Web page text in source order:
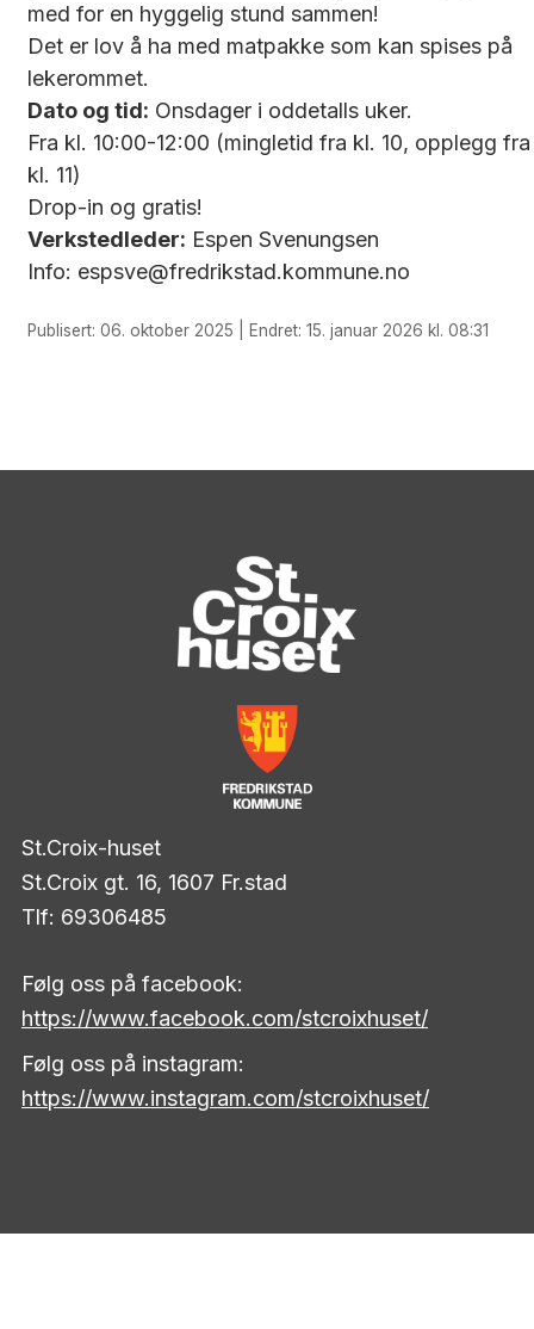
med for en hyggelig stund sammen!
Det er lov å ha med matpakke som kan spises på
lekerommet.
Dato og tid: Onsdager i oddetalls uker.
Fra kl. 10:00-12:00 (mingletid fra kl. 10, opplegg fra
kl. 11)
Drop-in og gratis!
Verkstedleder: Espen Svenungsen
Info: espsve@fredrikstad.kommune.no
Publisert: 06. oktober 2025 | Endret: 15. januar 2026 kl. 08:31
St.Croix-huset
St.Croix gt. 16, 1607 Fr.stad
Tlf: 69306485
Følg oss på facebook:
https://www.facebook.com/stcroixhuset/
Følg oss på instagram:
https://www.instagram.com/stcroixhuset/